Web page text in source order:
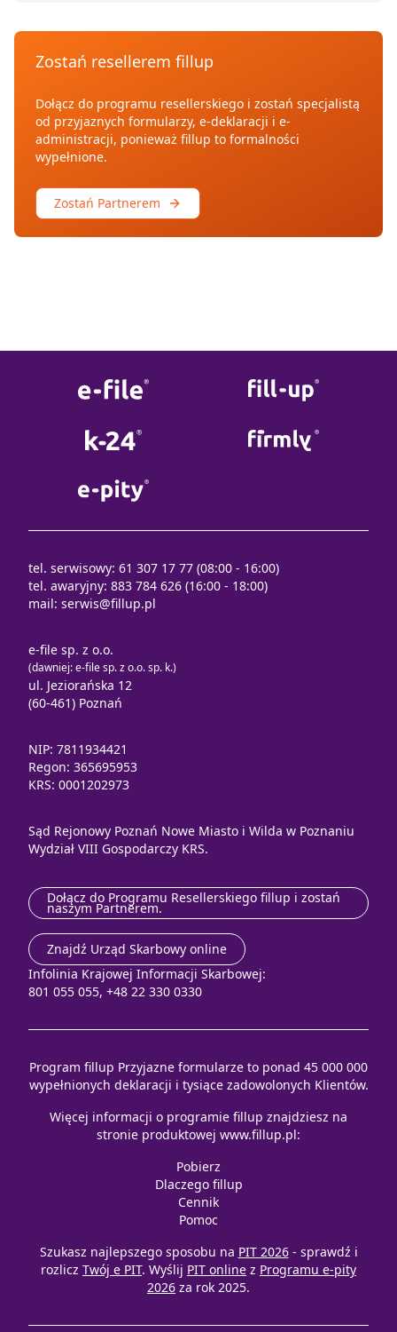
Zostań resellerem fillup
Dołącz do programu resellerskiego i zostań specjalistą
od przyjaznych formularzy, e-deklaracji i e-
administracji, ponieważ fillup to formalności
wypełnione.
Zostań Partnerem
tel. serwisowy: 61 307 17 77 (08:00 - 16:00)
tel. awaryjny: 883 784 626 (16:00 - 18:00)
mail: serwis@fillup.pl
e-file sp. z o.o.
(dawniej: e-file sp. z o.o. sp. k.)
ul. Jeziorańska 12
(60-461) Poznań
NIP: 7811934421
Regon: 365695953
KRS: 0001202973
Sąd Rejonowy Poznań Nowe Miasto i Wilda w Poznaniu
Wydział VIII Gospodarczy KRS.
Dołącz do Programu Resellerskiego fillup i zostań
naszym Partnerem.
Znajdź Urząd Skarbowy online
Infolinia Krajowej Informacji Skarbowej:
801 055 055, +48 22 330 0330
Program fillup Przyjazne formularze to ponad 45 000 000
wypełnionych deklaracji i tysiące zadowolonych Klientów.
Więcej informacji o programie fillup znajdziesz na
stronie produktowej www.fillup.pl:
Pobierz
Dlaczego fillup
Cennik
Pomoc
Szukasz najlepszego sposobu na PIT 2026 - sprawdź i
rozlicz Twój e PIT. Wyślij PIT online z Programu e-pity
2026 za rok 2025.